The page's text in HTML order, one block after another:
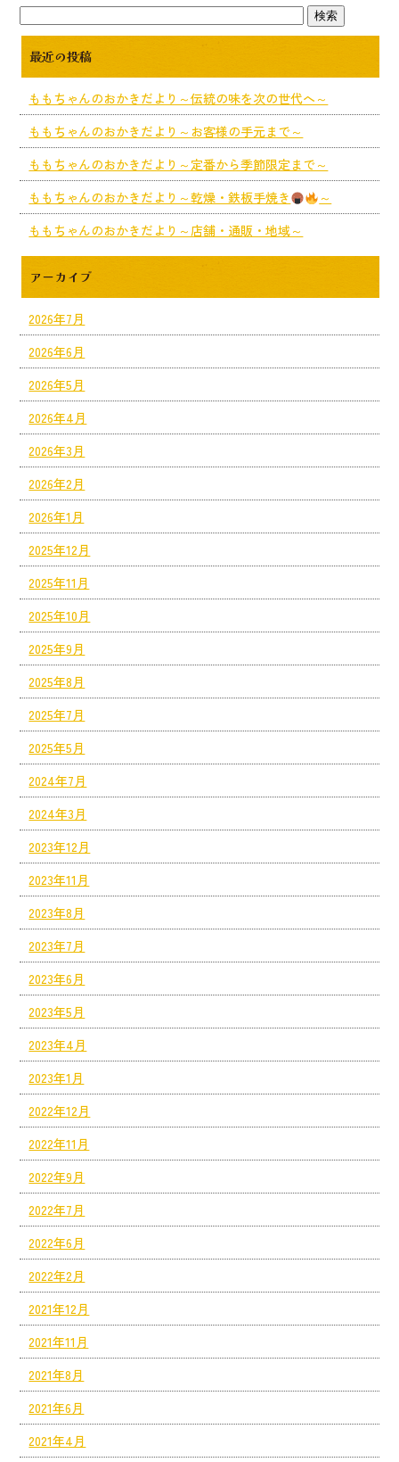
最近の投稿
ももちゃんのおかきだより～伝統の味を次の世代へ～
ももちゃんのおかきだより～お客様の手元まで～
ももちゃんのおかきだより～定番から季節限定まで～
ももちゃんのおかきだより～乾燥・鉄板手焼き
～
ももちゃんのおかきだより～店舗・通販・地域～
アーカイブ
2026年7月
2026年6月
2026年5月
2026年4月
2026年3月
2026年2月
2026年1月
2025年12月
2025年11月
2025年10月
2025年9月
2025年8月
2025年7月
2025年5月
2024年7月
2024年3月
2023年12月
2023年11月
2023年8月
2023年7月
2023年6月
2023年5月
2023年4月
2023年1月
2022年12月
2022年11月
2022年9月
2022年7月
2022年6月
2022年2月
2021年12月
2021年11月
2021年8月
2021年6月
2021年4月